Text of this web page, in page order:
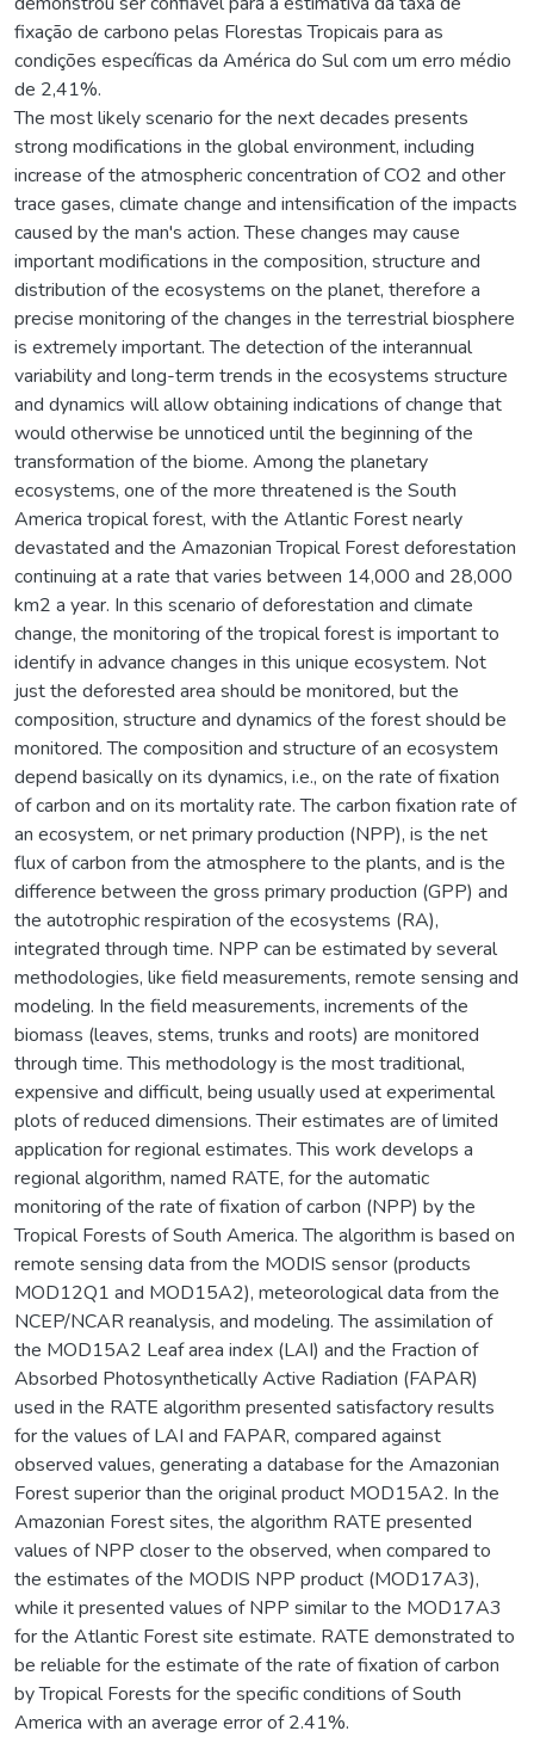
fixação de carbono pelas Florestas Tropicais para as
condições específicas da América do Sul com um erro médio
de 2,41%.
The most likely scenario for the next decades presents
strong modifications in the global environment, including
increase of the atmospheric concentration of CO2 and other
trace gases, climate change and intensification of the impacts
caused by the man's action. These changes may cause
important modifications in the composition, structure and
distribution of the ecosystems on the planet, therefore a
precise monitoring of the changes in the terrestrial biosphere
is extremely important. The detection of the interannual
variability and long-term trends in the ecosystems structure
and dynamics will allow obtaining indications of change that
would otherwise be unnoticed until the beginning of the
transformation of the biome. Among the planetary
ecosystems, one of the more threatened is the South
America tropical forest, with the Atlantic Forest nearly
devastated and the Amazonian Tropical Forest deforestation
continuing at a rate that varies between 14,000 and 28,000
km2 a year. In this scenario of deforestation and climate
change, the monitoring of the tropical forest is important to
identify in advance changes in this unique ecosystem. Not
just the deforested area should be monitored, but the
composition, structure and dynamics of the forest should be
monitored. The composition and structure of an ecosystem
depend basically on its dynamics, i.e., on the rate of fixation
of carbon and on its mortality rate. The carbon fixation rate of
an ecosystem, or net primary production (NPP), is the net
flux of carbon from the atmosphere to the plants, and is the
difference between the gross primary production (GPP) and
the autotrophic respiration of the ecosystems (RA),
integrated through time. NPP can be estimated by several
methodologies, like field measurements, remote sensing and
modeling. In the field measurements, increments of the
biomass (leaves, stems, trunks and roots) are monitored
through time. This methodology is the most traditional,
expensive and difficult, being usually used at experimental
plots of reduced dimensions. Their estimates are of limited
application for regional estimates. This work develops a
regional algorithm, named RATE, for the automatic
monitoring of the rate of fixation of carbon (NPP) by the
Tropical Forests of South America. The algorithm is based on
remote sensing data from the MODIS sensor (products
MOD12Q1 and MOD15A2), meteorological data from the
NCEP/NCAR reanalysis, and modeling. The assimilation of
the MOD15A2 Leaf area index (LAI) and the Fraction of
Absorbed Photosynthetically Active Radiation (FAPAR)
used in the RATE algorithm presented satisfactory results
for the values of LAI and FAPAR, compared against
observed values, generating a database for the Amazonian
Forest superior than the original product MOD15A2. In the
Amazonian Forest sites, the algorithm RATE presented
values of NPP closer to the observed, when compared to
the estimates of the MODIS NPP product (MOD17A3),
while it presented values of NPP similar to the MOD17A3
for the Atlantic Forest site estimate. RATE demonstrated to
be reliable for the estimate of the rate of fixation of carbon
by Tropical Forests for the specific conditions of South
America with an average error of 2.41%.